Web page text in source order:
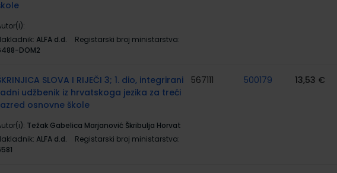
ALFA d.d.
Registarski broj ministarstva:
DOM2
SLOVA I RIJEČI 3; 1. dio, integrirani
udžbenik iz hrvatskoga jezika za treći
osnovne škole
Težak Gabelica Marjanović Škribulja Horvat
ALFA d.d.
Registarski broj ministarstva:
567111 500179 13,53 €